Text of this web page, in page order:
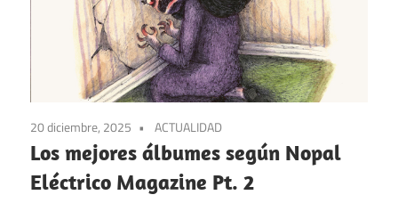
20 diciembre, 2025 ACTUALIDAD
Los mejores álbumes según Nopal
Eléctrico Magazine Pt. 2